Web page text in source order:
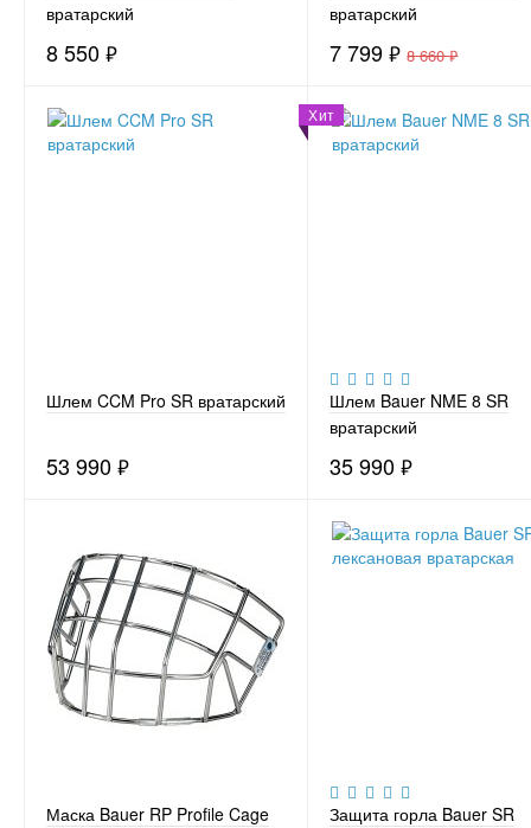
вратарский
8 550₽
вратарский
7 799₽ 8 660₽
Шлем CCM Pro SR вратарский
53 990₽
Хит
Шлем Bauer NME 8 SR
вратарский
35 990₽
Маска Bauer RP Profile Cage Защита горла Bauer SR